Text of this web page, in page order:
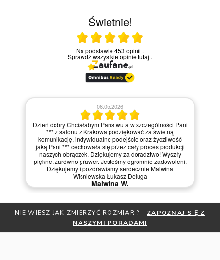
Świetnie!
Ocena średnia 5 na 5
Na podstawie453 opinii .
Sprawdź wszystkie opinietutaj .
06.05.2026
Dzień dobry Chciałabym Państwu a w szczególności Pani
*** z salonu z Krakowa podziękować za świetną
komunikację, indywidualne podejście oraz życzliwość
jaką Pani *** cechowała się przez cały proces produkcji
naszych obrączek. Dziękujemy za doradztwo! Wyszły
piękne, zarówno grawer. Jesteśmy ogromnie zadowoleni.
Dziękujemy i pozdrawiamy serdecznie Malwina
Wiśniewska Łukasz Deluga
Malwina W.
NIE WIESZ JAK ZMIERZYĆ ROZMIAR ? - ZAPOZNAJ SIĘ Z
NASZYMI PORADAMI